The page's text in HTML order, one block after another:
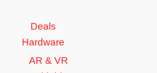
Deals
Hardware
AR & VR